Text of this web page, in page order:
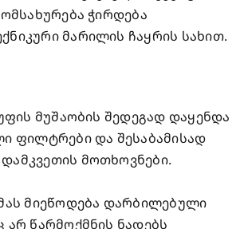
ჭირდება
მარილის ჩაყრის სახით.
მუშაობის შედეგად დაყენდა
ფილტრები და შესაბამისად
მოთხოვნები.
მიეწოდება დარბილებული
წარმოქმნის ნადებს